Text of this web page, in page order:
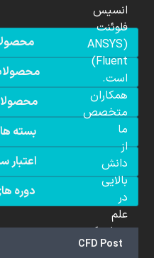
بسته
اعتبار
دوره
CFD Post
انسیس
فلوئنت
(ANSYS
Fluent)
است.
همکاران
متخصص
ما
از
دانش
بالایی
در
علم
دینامیک
سیالات